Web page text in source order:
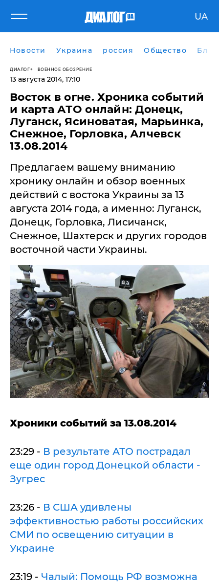
UA
Новости Украина россия Общество
ДИАЛОГ ВОЕННОЕ ОБОЗРЕНИЕ
13 августа 2014, 17:10
Восток в огне. Хроника событий
и карта АТО онлайн: Донецк,
Луганск, Ясиноватая, Марьинка,
Снежное, Горловка, Алчевск
13.08.2014
​Предлагаем вашему вниманию
хронику онлайн и обзор военных
действий с востока Украины за 13
августа 2014 года, а именно: Луганск,
Донецк, Горловка, Лисичанск,
Снежное, Шахтерск и других городов
восточной части Украины.
Хроники событий за 13.08.2014
23:29 - В результате АТО пострадал
еще один город Донецкой области -
Зугрес
23:26 - В США удивлены
эффективностью работы российских
СМИ по освещению ситуации в
Украине
23:19 - Чалый: Помощь РФ возможна